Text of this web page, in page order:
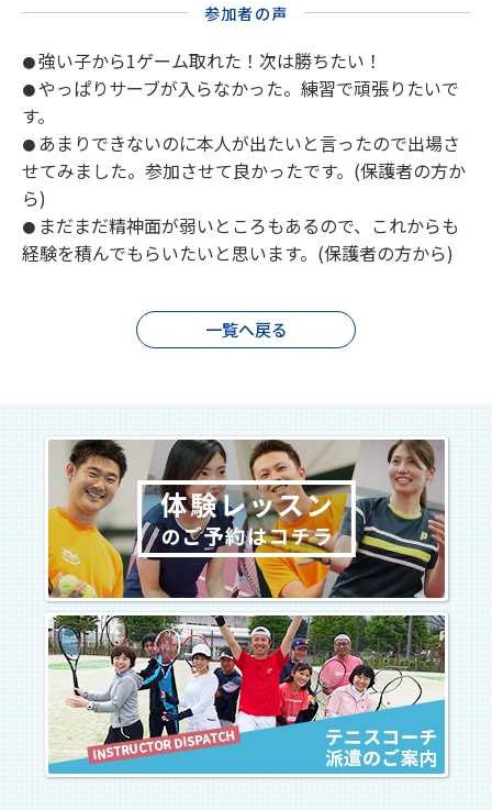
参加者の声
●強い子から1ゲーム取れた！次は勝ちたい！
●やっぱりサーブが入らなかった。練習で頑張りたいで
す。
● あまりできないのに本人が出たいと言ったので出場さ
せてみました。参加させて良かったです。(保護者の方か
ら)
● まだまだ精神面が弱いところもあるので、これからも
経験を積んでもらいたいと思います。(保護者の方から)
一覧へ戻る